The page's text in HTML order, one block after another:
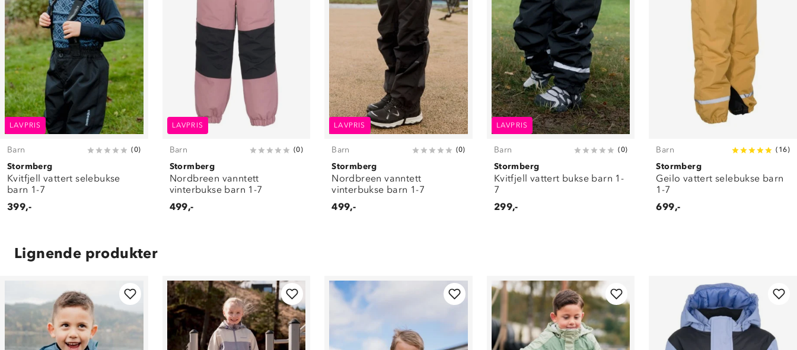
LAVPRIS
Barn (0)
Stormberg
Kvitfjell vattert selebukse
barn 1-7
399,-
LAVPRIS
Barn (0)
Stormberg
Nordbreen vanntett
vinterbukse barn 1-7
499,-
LAVPRIS
Barn (0)
Stormberg
Nordbreen vanntett
vinterbukse barn 1-7
499,-
LAVPRIS
Barn (0)
Stormberg
Kvitfjell vattert bukse barn 1-
7
299,-
Barn ( 16)
Stormberg
Geilo vattert selebukse barn
1-7
699,-
Lignende produkter